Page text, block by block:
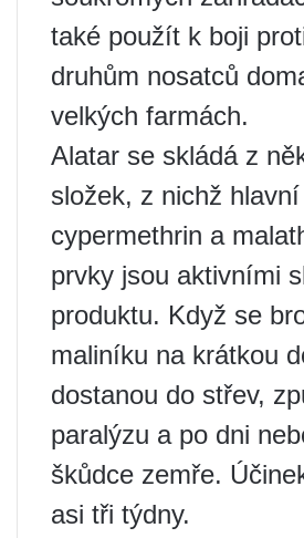
také použít k boji
druhům nosatců
velkých farmách.
Alatar se skládá z
složek, z nichž
cypermethrin a
prvky jsou aktivními
produktu. Když se
maliníku na krátkou
dostanou do střev,
paralýzu a po dni
škůdce zemře.
asi tři týdny.